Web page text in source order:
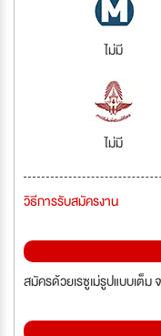
ไม่มี
ไม่มี
วิธีการรับสมัครงาน
สมัครด้วยเรซูเม่รูปแบบเต็